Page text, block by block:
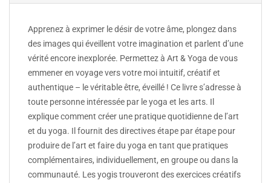
Apprenez à exprimer le désir de votre âme, plongez dans
des images qui éveillent votre imagination et parlent d’une
vérité encore inexplorée. Permettez à Art & Yoga de vous
emmener en voyage vers votre moi intuitif, créatif et
authentique – le véritable être, éveillé ! Ce livre s’adresse à
toute personne intéressée par le yoga et les arts. Il
explique comment créer une pratique quotidienne de l’art
et du yoga. Il fournit des directives étape par étape pour
produire de l’art et faire du yoga en tant que pratiques
complémentaires, individuellement, en groupe ou dans la
communauté. Les yogis trouveront des exercices créatifs